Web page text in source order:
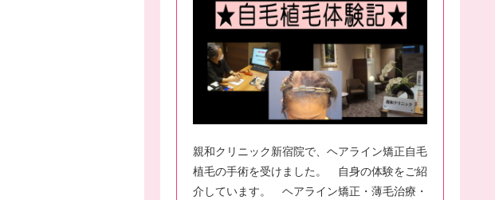
親和クリニック新宿院で、ヘアライン矯正自毛
植毛の手術を受けました。 自身の体験をご紹
介しています。 ヘアライン矯正・薄毛治療・